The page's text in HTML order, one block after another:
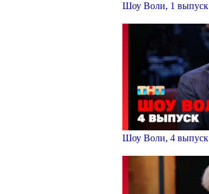
Шоу Воли, 1 выпуск
Шоу Воли, 4 выпуск